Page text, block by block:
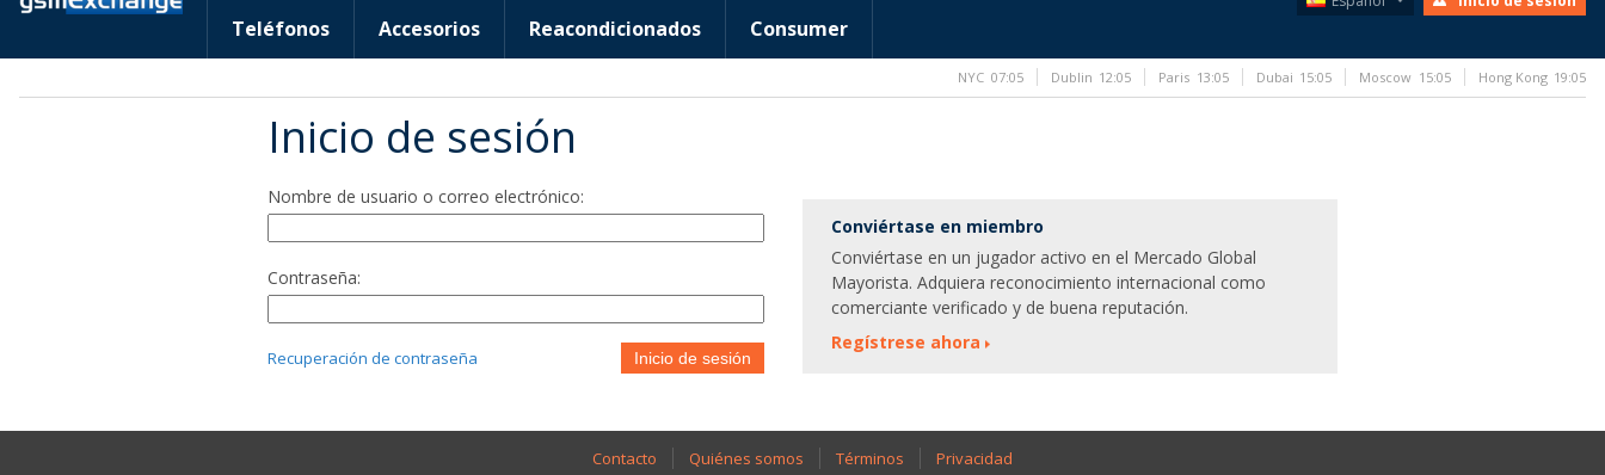
Teléfonos Accesorios Reacondicionados Consumer
Inicio de sesión
Nombre de usuario o correo electrónico:
Contraseña:
Recuperación de contraseña Inicio de sesión
Conviértase en miembro
Conviértase en un jugador activo en el Mercado Global
Mayorista. Adquiera reconocimiento internacional como
comerciante verificado y de buena reputación.
Regístrese ahora
Contacto Quiénes somos Términos Privacidad
NYC 07:05 Dublin 12:05 Paris 13:05 Dubai 15:05 Moscow 15:05 Hong Kong 19:05